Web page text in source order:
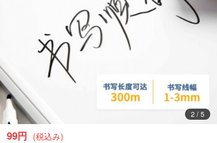
3/ 5
99円 (税込み)